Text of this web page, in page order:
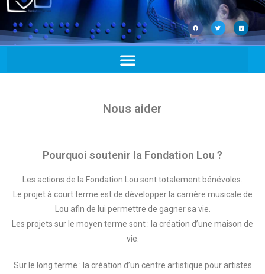
Nous aider
Pourquoi soutenir la Fondation Lou ?
Les actions de la Fondation Lou sont totalement bénévoles.
Le projet à court terme est de développer la carrière musicale de
Lou afin de lui permettre de gagner sa vie.
Les projets sur le moyen terme sont : la création d’une maison de
vie.
Sur le long terme : la création d’un centre artistique pour artistes